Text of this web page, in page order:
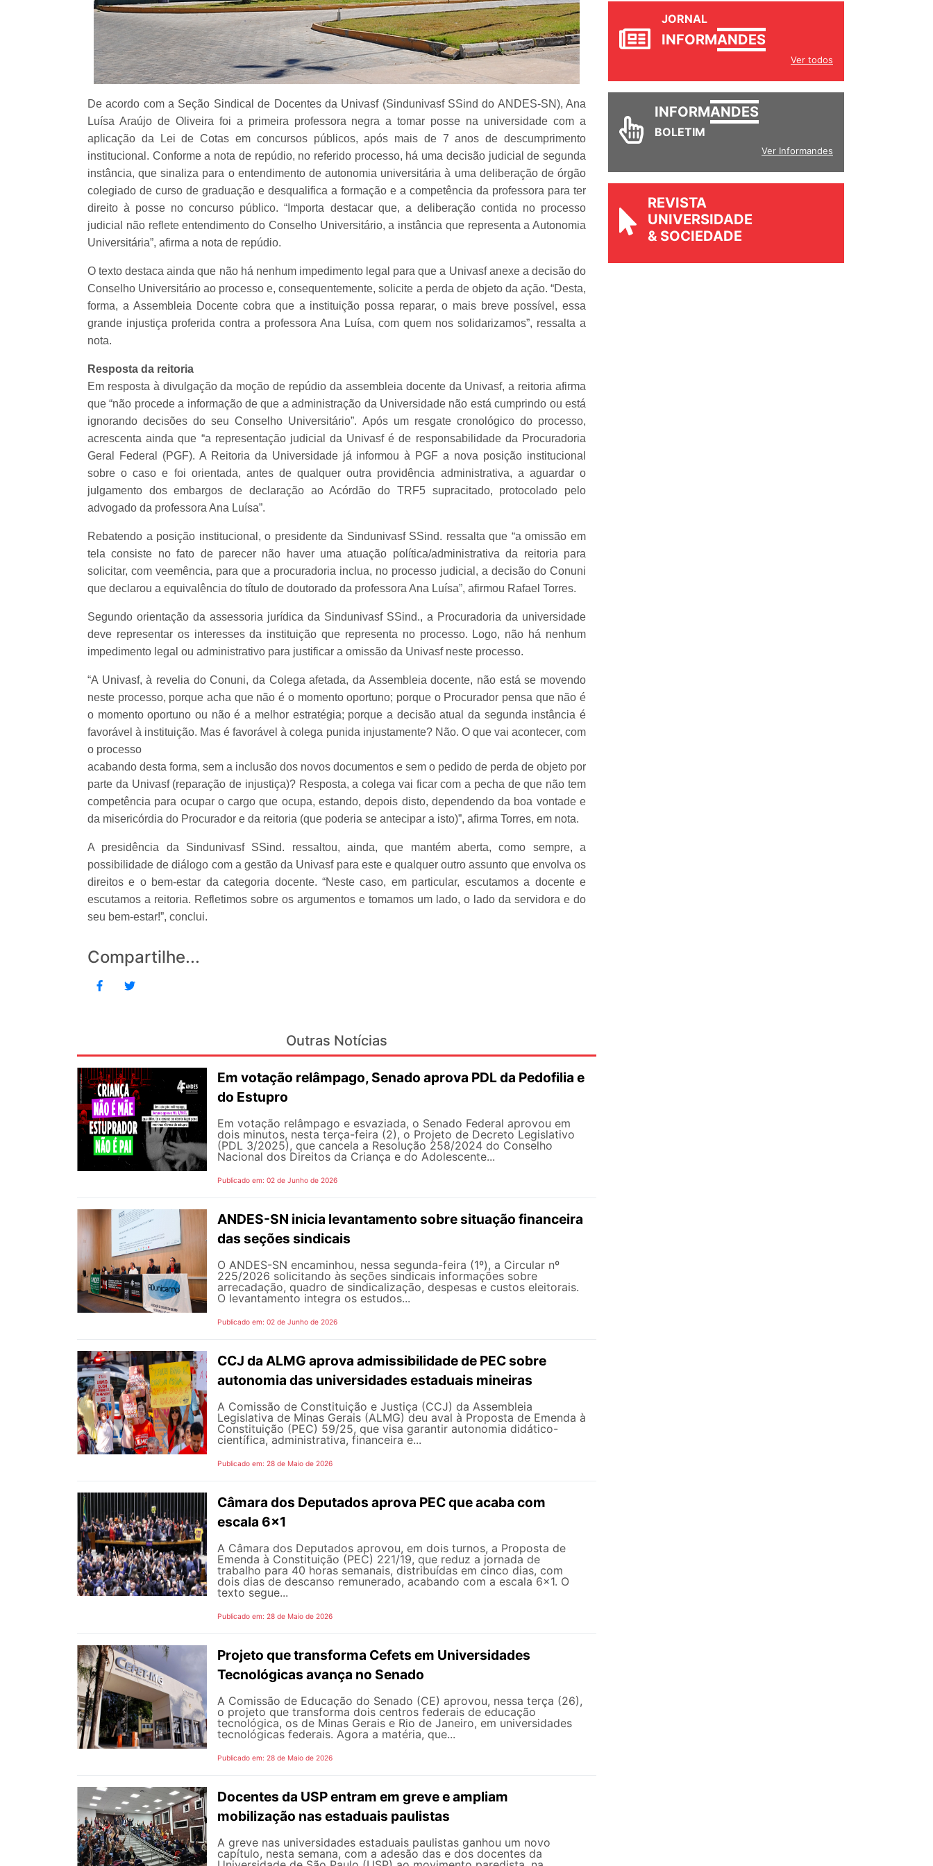
De acordo com a Seção Sindical de Docentes da Univasf (Sindunivasf SSind do ANDES-SN), Ana
Luísa Araújo de Oliveira foi a primeira professora negra a tomar posse na universidade com a
aplicação da Lei de Cotas em concursos públicos, após mais de 7 anos de descumprimento
institucional. Conforme a nota de repúdio, no referido processo, há uma decisão judicial de segunda
instância, que sinaliza para o entendimento de autonomia universitária à uma deliberação de órgão
colegiado de curso de graduação e desqualifica a formação e a competência da professora para ter
direito à posse no concurso público. “Importa destacar que, a deliberação contida no processo
judicial não reflete entendimento do Conselho Universitário, a instância que representa a Autonomia
Universitária”, afirma a nota de repúdio.
O texto destaca ainda que não há nenhum impedimento legal para que a Univasf anexe a decisão do
Conselho Universitário ao processo e, consequentemente, solicite a perda de objeto da ação. “Desta,
forma, a Assembleia Docente cobra que a instituição possa reparar, o mais breve possível, essa
grande injustiça proferida contra a professora Ana Luísa, com quem nos solidarizamos”, ressalta a
nota.
Resposta da reitoria
Em resposta à divulgação da moção de repúdio da assembleia docente da Univasf, a reitoria afirma
que “não procede a informação de que a administração da Universidade não está cumprindo ou está
ignorando decisões do seu Conselho Universitário”. Após um resgate cronológico do processo,
acrescenta ainda que “a representação judicial da Univasf é de responsabilidade da Procuradoria
Geral Federal (PGF). A Reitoria da Universidade já informou à PGF a nova posição institucional
sobre o caso e foi orientada, antes de qualquer outra providência administrativa, a aguardar o
julgamento dos embargos de declaração ao Acórdão do TRF5 supracitado, protocolado pelo
advogado da professora Ana Luísa”.
Rebatendo a posição institucional, o presidente da Sindunivasf SSind. ressalta que “a omissão em
tela consiste no fato de parecer não haver uma atuação política/administrativa da reitoria para
solicitar, com veemência, para que a procuradoria inclua, no processo judicial, a decisão do Conuni
que declarou a equivalência do título de doutorado da professora Ana Luísa”, afirmou Rafael Torres.
Segundo orientação da assessoria jurídica da Sindunivasf SSind., a Procuradoria da universidade
deve representar os interesses da instituição que representa no processo. Logo, não há nenhum
impedimento legal ou administrativo para justificar a omissão da Univasf neste processo.
“A Univasf, à revelia do Conuni, da Colega afetada, da Assembleia docente, não está se movendo
neste processo, porque acha que não é o momento oportuno; porque o Procurador pensa que não é
o momento oportuno ou não é a melhor estratégia; porque a decisão atual da segunda instância é
favorável à instituição. Mas é favorável à colega punida injustamente? Não. O que vai acontecer, com
o processo
acabando desta forma, sem a inclusão dos novos documentos e sem o pedido de perda de objeto por
parte da Univasf (reparação de injustiça)? Resposta, a colega vai ficar com a pecha de que não tem
competência para ocupar o cargo que ocupa, estando, depois disto, dependendo da boa vontade e
da misericórdia do Procurador e da reitoria (que poderia se antecipar a isto)”, afirma Torres, em nota.
A presidência da Sindunivasf SSind. ressaltou, ainda, que mantém aberta, como sempre, a
possibilidade de diálogo com a gestão da Univasf para este e qualquer outro assunto que envolva os
direitos e o bem-estar da categoria docente. “Neste caso, em particular, escutamos a docente e
escutamos a reitoria. Refletimos sobre os argumentos e tomamos um lado, o lado da servidora e do
seu bem-estar!”, conclui.
Compartilhe...
Outras Notícias
Em votação relâmpago, Senado aprova PDL da Pedofilia e
do Estupro
Em votação relâmpago e esvaziada, o Senado Federal aprovou em
dois minutos, nesta terça-feira (2), o Projeto de Decreto Legislativo
(PDL 3/2025), que cancela a Resolução 258/2024 do Conselho
Nacional dos Direitos da Criança e do Adolescente...
Publicado em: 02 de Junho de 2026
ANDES-SN inicia levantamento sobre situação financeira
das seções sindicais
O ANDES-SN encaminhou, nessa segunda-feira (1º), a Circular nº
225/2026 solicitando às seções sindicais informações sobre
arrecadação, quadro de sindicalização, despesas e custos eleitorais.
O levantamento integra os estudos...
Publicado em: 02 de Junho de 2026
CCJ da ALMG aprova admissibilidade de PEC sobre
autonomia das universidades estaduais mineiras
A Comissão de Constituição e Justiça (CCJ) da Assembleia
Legislativa de Minas Gerais (ALMG) deu aval à Proposta de Emenda à
Constituição (PEC) 59/25, que visa garantir autonomia didático-
científica, administrativa, financeira e...
Publicado em: 28 de Maio de 2026
Câmara dos Deputados aprova PEC que acaba com
escala 6x1
A Câmara dos Deputados aprovou, em dois turnos, a Proposta de
Emenda à Constituição (PEC) 221/19, que reduz a jornada de
trabalho para 40 horas semanais, distribuídas em cinco dias, com
dois dias de descanso remunerado, acabando com a escala 6x1. O
texto segue...
Publicado em: 28 de Maio de 2026
Projeto que transforma Cefets em Universidades
Tecnológicas avança no Senado
A Comissão de Educação do Senado (CE) aprovou, nessa terça (26),
o projeto que transforma dois centros federais de educação
tecnológica, os de Minas Gerais e Rio de Janeiro, em universidades
tecnológicas federais. Agora a matéria, que...
Publicado em: 28 de Maio de 2026
Docentes da USP entram em greve e ampliam
mobilização nas estaduais paulistas
A greve nas universidades estaduais paulistas ganhou um novo
capítulo, nesta semana, com a adesão das e dos docentes da
JORNAL
Ver todos
INFORM
Ver Informandes
REVISTA
UNIVERSIDADE